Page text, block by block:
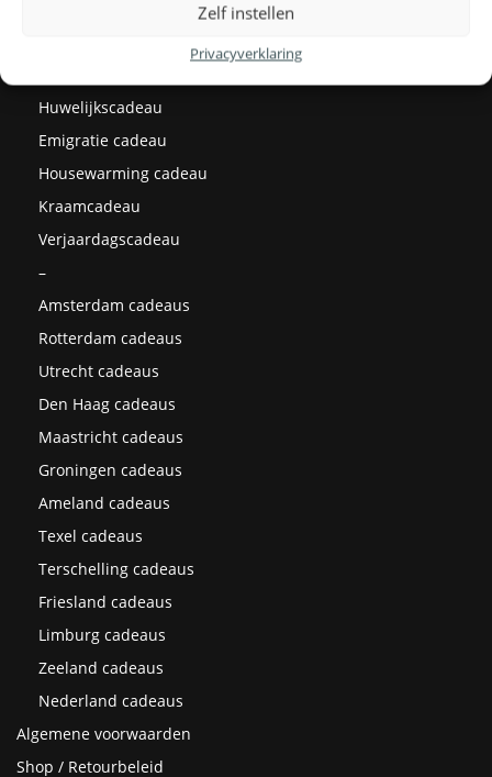
Zelf instellen
Privacyverklaring
Huwelijkscadeau
Emigratie cadeau
Housewarming cadeau
Kraamcadeau
Verjaardagscadeau
–
Amsterdam cadeaus
Rotterdam cadeaus
Utrecht cadeaus
Den Haag cadeaus
Maastricht cadeaus
Groningen cadeaus
Ameland cadeaus
Texel cadeaus
Terschelling cadeaus
Friesland cadeaus
Limburg cadeaus
Zeeland cadeaus
Nederland cadeaus
Algemene voorwaarden
Shop / Retourbeleid